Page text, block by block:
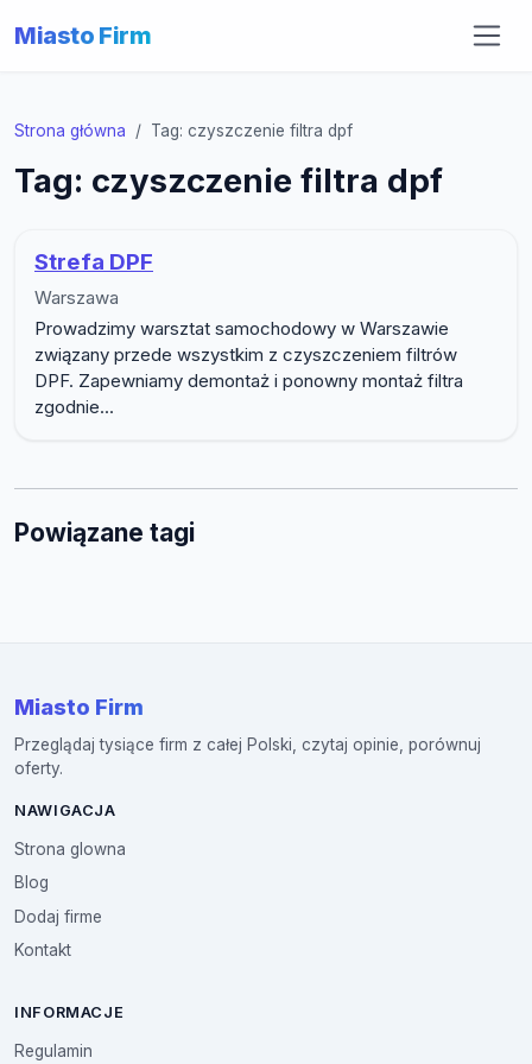
Miasto Firm
Strona główna Tag: czyszczenie filtra dpf
Tag: czyszczenie filtra dpf
Strefa DPF
Warszawa
Prowadzimy warsztat samochodowy w Warszawie
związany przede wszystkim z czyszczeniem filtrów
DPF. Zapewniamy demontaż i ponowny montaż filtra
zgodnie...
Powiązane tagi
Miasto Firm
Przeglądaj tysiące firm z całej Polski, czytaj opinie, porównuj
oferty.
NAWIGACJA
Strona glowna
Blog
Dodaj firme
Kontakt
INFORMACJE
Regulamin